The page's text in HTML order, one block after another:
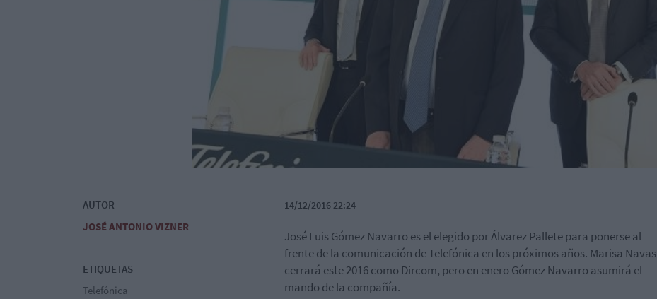
AUTOR
JOSÉ ANTONIO VIZNER
ETIQUETAS
Telefónica
14/12/2016 22:24
José Luis Gómez Navarro es el elegido por Álvarez Pallete para ponerse al
frente de la comunicación de Telefónica en los próximos años. Marisa Navas
cerrará este 2016 como Dircom, pero en enero Gómez Navarro asumirá el
mando de la compañía.